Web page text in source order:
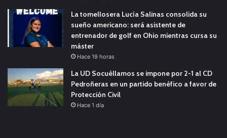
La tomellosera Lucía Salinas consolida su
sueño americano: será asistente de
entrenador de golf en Ohio mientras cursa su
máster
Hace 19 horas
La UD Socuéllamos se impone por 2-1 al CD
Pedroñeras en un partido benéfico a favor de
Protección Civil
Hace 1 día